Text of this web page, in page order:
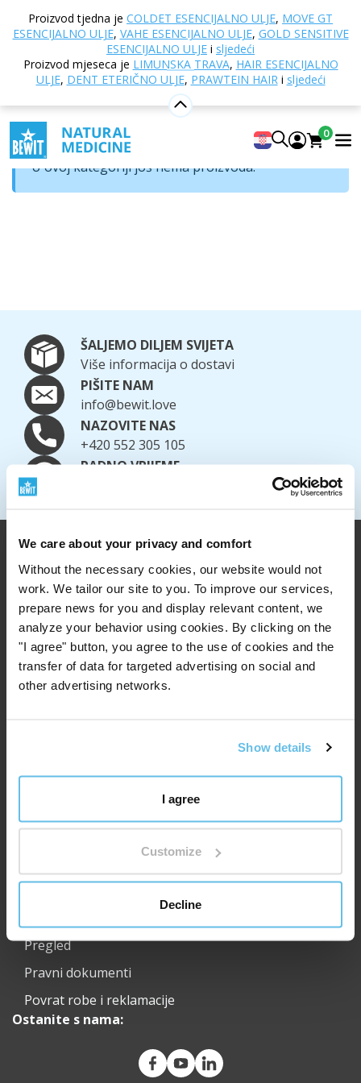
We care about your privacy and comfort
Without the necessary cookies, our website would not
work. We tailor our site to you. To improve our services,
prepare news for you and display relevant content, we
analyze your behavior using cookies. By clicking on the
"I agree" button, you agree to the use of cookies and the
transfer of data for targeted advertising on social and
other advertising networks.
Show details
I agree
Customize
Decline
Proizvod tjedna je COLDET ESENCIJALNO ULJE, MOVE GT
ESENCIJALNO ULJE, VAHE ESENCIJALNO ULJE, GOLD SENSITIVE
ESENCIJALNO ULJE i sljedeći
Proizvod mjeseca je LIMUNSKA TRAVA, HAIR ESENCIJALNO
ULJE, DENT ETERIČNO ULJE, PRAWTEIN HAIRi sljedeći
0
Online trgovina
Uređaji
Redoslijed
U ovoj kategoriji još nema proizvoda.
ŠALJEMO DILJEM SVIJETA
Više informacija o dostavi
PIŠITE NAM
info@bewit.love
NAZOVITE NAS
+420 552 305 105
RADNO VRIJEME
Od ponedjeljka do petka: 7:30 - 15:00
Medicinski i znanstveni savjetodavni odbor
Pregled
Pravni dokumenti
Povrat robe i reklamacije
Ostanite s nama: